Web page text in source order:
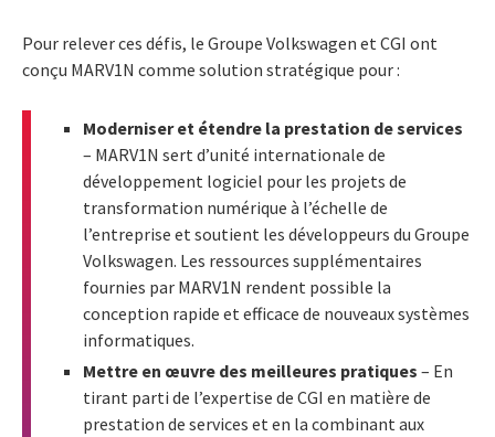
Pour relever ces défis, le Groupe Volkswagen et CGI ont
conçu MARV1N comme solution stratégique pour :
Moderniser et étendre la prestation de services
– MARV1N sert d’unité internationale de
développement logiciel pour les projets de
transformation numérique à l’échelle de
l’entreprise et soutient les développeurs du Groupe
Volkswagen. Les ressources supplémentaires
fournies par MARV1N rendent possible la
conception rapide et efficace de nouveaux systèmes
informatiques.
Mettre en œuvre des meilleures pratiques – En
tirant parti de l’expertise de CGI en matière de
prestation de services et en la combinant aux